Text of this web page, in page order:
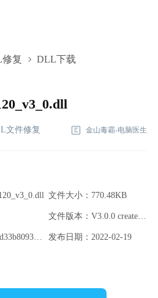
复 DLL下载
下
文件修复 金山毒霸-电脑医生
文件大小：770.48KB
文件版本：V3.0.0 created from SVN revision 0
文件MD5：07bfa2693527f39d33b80932aef50fb2 发布日期：2022-02-19